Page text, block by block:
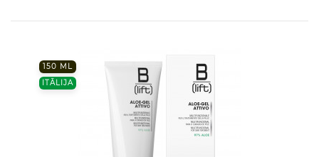
150 ML
ITĀLIJA